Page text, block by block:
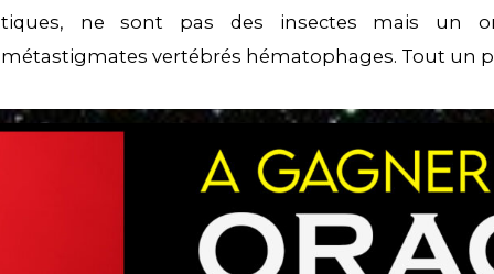
tiques, ne sont pas des insectes mais un
métastigmates vertébrés hématophages. Tout un